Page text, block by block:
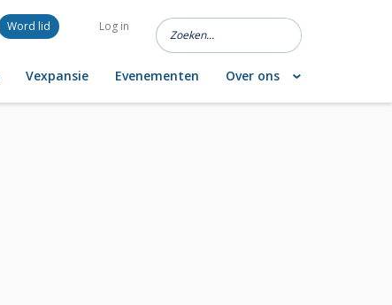
Word lid Log in
Vexpansie Evenementen Over ons